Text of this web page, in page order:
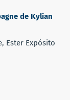
de Kylian
Ester Expósito